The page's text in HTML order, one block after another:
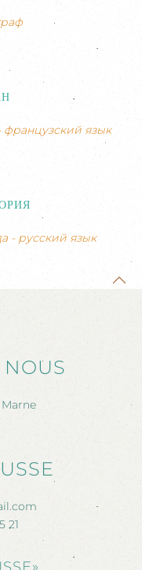
французский язык
- русский язык
Marne
21